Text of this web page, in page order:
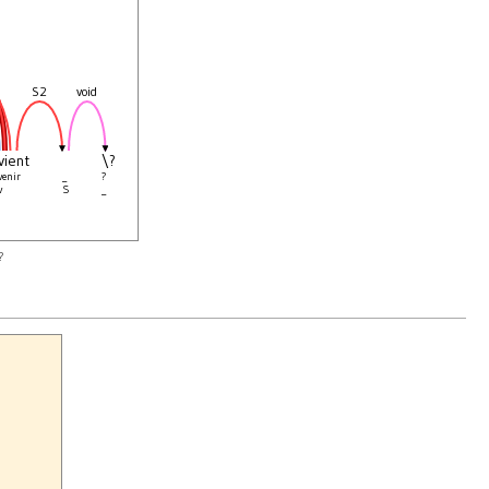
S
\?
?
void
S2